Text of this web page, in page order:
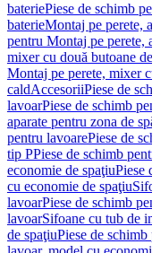
bateriePiese de schimb
baterieMontaj pe perete,
pentru Montaj pe perete,
mixer cu două butoane
Montaj pe perete, mixer
caldAccesoriiPiese de
lavoarPiese de schimb
aparate pentru zona de
pentru lavoarePiese de
tip PPiese de schimb
economie de spaţiuPiese
cu economie de spaţiu
lavoarPiese de schimb
lavoarSifoane cu tub de
de spaţiuPiese de